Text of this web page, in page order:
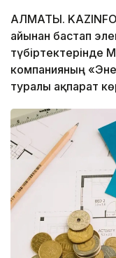
АЛМАТЫ.
айынан бастап
компанияның
туралы ақпарат